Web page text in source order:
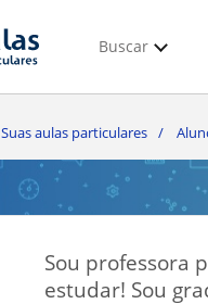
Buscar
Suas aulas particulares
Sou professora
estudar! Sou